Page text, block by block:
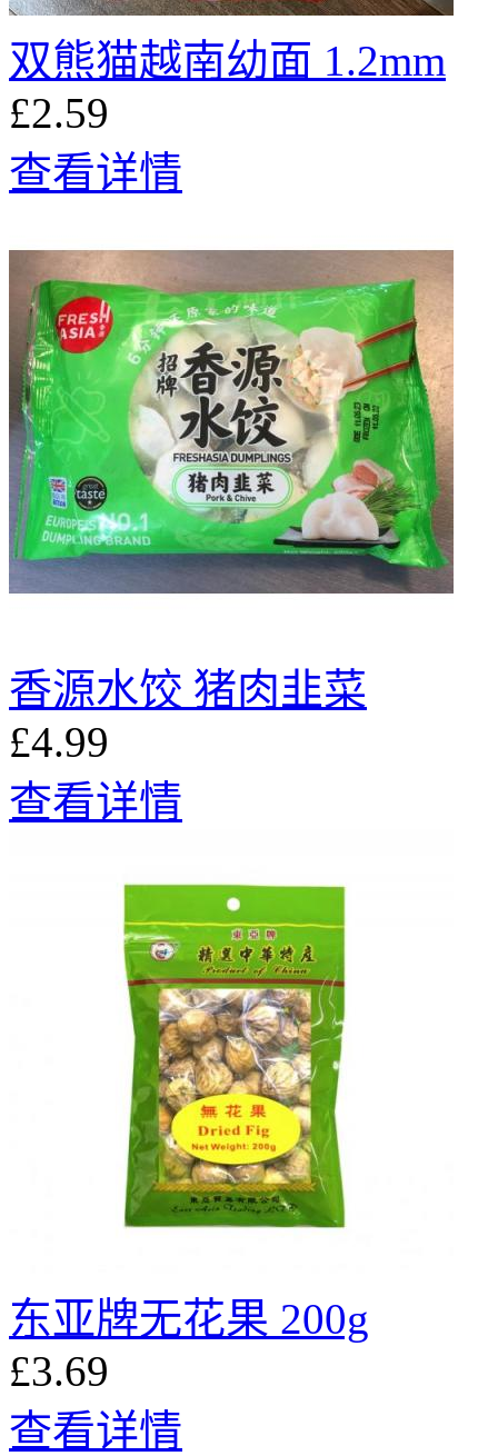
双熊猫越南幼面 1.2mm
£2.59
查看详情
香源水饺 猪肉韭菜
£4.99
查看详情
东亚牌无花果 200g
£3.69
查看详情